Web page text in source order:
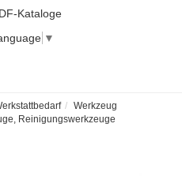
Kataloge
▼
Werkzeug
Reinigungswerkzeuge